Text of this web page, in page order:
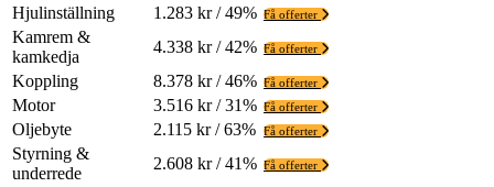
Hjulinställning 1.283 kr / 49% Få offerter
Kamrem &
kamkedja
4.338 kr / 42% Få offerter
Koppling 8.378 kr / 46% Få offerter
Motor 3.516 kr / 31% Få offerter
Oljebyte 2.115 kr / 63% Få offerter
Styrning &
underrede
2.608 kr / 41% Få offerter